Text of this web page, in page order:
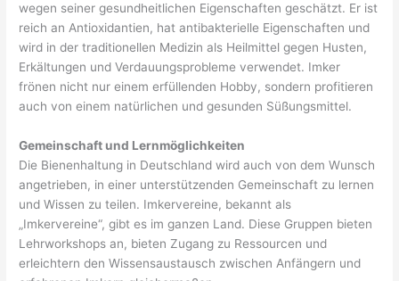
wegen seiner gesundheitlichen Eigenschaften geschätzt. Er ist
reich an Antioxidantien, hat antibakterielle Eigenschaften und
wird in der traditionellen Medizin als Heilmittel gegen Husten,
Erkältungen und Verdauungsprobleme verwendet. Imker
frönen nicht nur einem erfüllenden Hobby, sondern profitieren
auch von einem natürlichen und gesunden Süßungsmittel.
Gemeinschaft und Lernmöglichkeiten
Die Bienenhaltung in Deutschland wird auch von dem Wunsch
angetrieben, in einer unterstützenden Gemeinschaft zu lernen
und Wissen zu teilen. Imkervereine, bekannt als
„Imkervereine“, gibt es im ganzen Land. Diese Gruppen bieten
Lehrworkshops an, bieten Zugang zu Ressourcen und
erleichtern den Wissensaustausch zwischen Anfängern und